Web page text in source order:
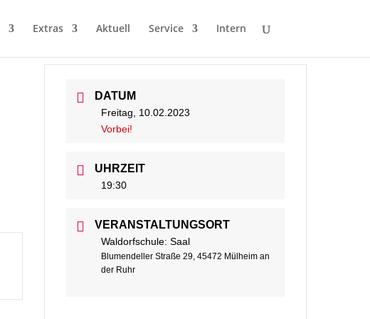
Extras Aktuell Service Intern
DATUM
Freitag, 10.02.2023
Vorbei!
UHRZEIT
19:30
VERANSTALTUNGSORT
Waldorfschule: Saal
Blumendeller Straße 29, 45472 Mülheim an
der Ruhr